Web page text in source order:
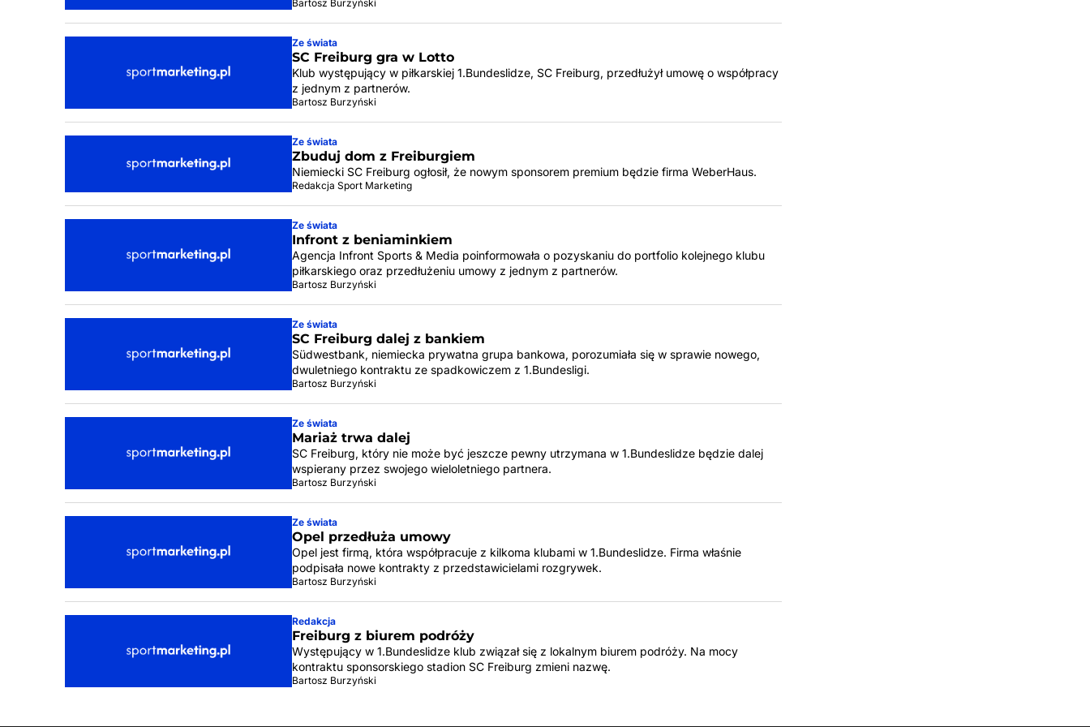
Bartosz Burzyński
Ze świata
SC Freiburg gra w Lotto
Klub występujący w piłkarskiej 1.Bundeslidze, SC Freiburg, przedłużył umowę o współpracy
z jednym z partnerów.
Bartosz Burzyński
Ze świata
Zbuduj dom z Freiburgiem
Niemiecki SC Freiburg ogłosił, że nowym sponsorem premium będzie firma WeberHaus.
Redakcja Sport Marketing
Ze świata
Infront z beniaminkiem
Agencja Infront Sports & Media poinformowała o pozyskaniu do portfolio kolejnego klubu
piłkarskiego oraz przedłużeniu umowy z jednym z partnerów.
Bartosz Burzyński
Ze świata
SC Freiburg dalej z bankiem
Südwestbank, niemiecka prywatna grupa bankowa, porozumiała się w sprawie nowego,
dwuletniego kontraktu ze spadkowiczem z 1.Bundesligi.
Bartosz Burzyński
Ze świata
Mariaż trwa dalej
SC Freiburg, który nie może być jeszcze pewny utrzymana w 1.Bundeslidze będzie dalej
wspierany przez swojego wieloletniego partnera.
Bartosz Burzyński
Ze świata
Opel przedłuża umowy
Opel jest firmą, która współpracuje z kilkoma klubami w 1.Bundeslidze. Firma właśnie
podpisała nowe kontrakty z przedstawicielami rozgrywek.
Bartosz Burzyński
Redakcja
Freiburg z biurem podróży
Występujący w 1.Bundeslidze klub związał się z lokalnym biurem podróży. Na mocy
kontraktu sponsorskiego stadion SC Freiburg zmieni nazwę.
Bartosz Burzyński